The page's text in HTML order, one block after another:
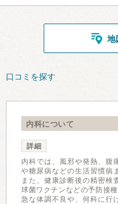
地
口コミを探す
内科について
詳細
内科では、風邪や発熱、腹
や糖尿病などの生活習慣病
また、健康診断後の精密検
球菌ワクチンなどの予防接種
急な体調不良や、何科に行